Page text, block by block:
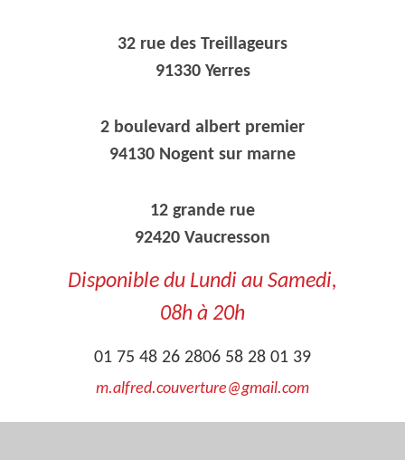
32 rue des Treillageurs
91330 Yerres
2 boulevard albert premier
94130 Nogent sur marne
12 grande rue
92420 Vaucresson
Disponible du Lundi au Samedi,
08h à 20h
01 75 48 26 2806 58 28 01 39
m.alfred.couverture@gmail.com